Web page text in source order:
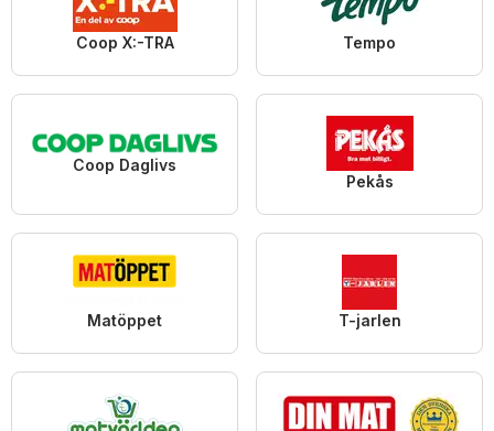
Coop X:-TRA Tempo
Coop Daglivs
Pekås
Matöppet T-jarlen